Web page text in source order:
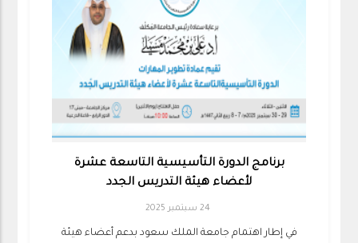
برنامج الدورة التأسيسية التاسعة عشرة
لأعضاء هيئة التدريس الجدد
24 سبتمبر 2025
في إطار اهتمام جامعة الملك سعود بدعم أعضاء هيئة